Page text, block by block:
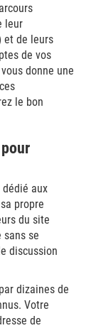
leur
et de leurs
de vos
donne une
le bon
dédié aux
propre
du site
sans se
discussion
dizaines de
Votre
de